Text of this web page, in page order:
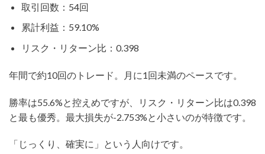
取引回数：54回
累計利益：59.10%
リスク・リターン比：0.398
年間で約10回のトレード。月に1回未満のペースです。
勝率は55.6%と控えめですが、リスク・リターン比は0.398
と最も優秀。最大損失が-2.753%と小さいのが特徴です。
「じっくり、確実に」という人向けです。